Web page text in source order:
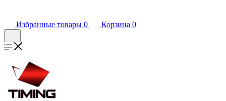
Избранные товары 0 Корзина 0